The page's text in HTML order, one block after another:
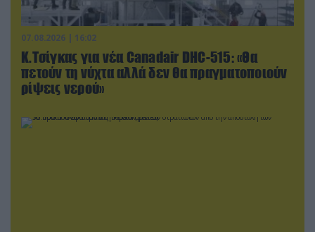
07.08.2026 | 16:02
Κ.Τσίγκας για νέα Canadair DHC-515: «Θα
πετούν τη νύχτα αλλά δεν θα πραγματοποιούν
ρίψεις νερού»